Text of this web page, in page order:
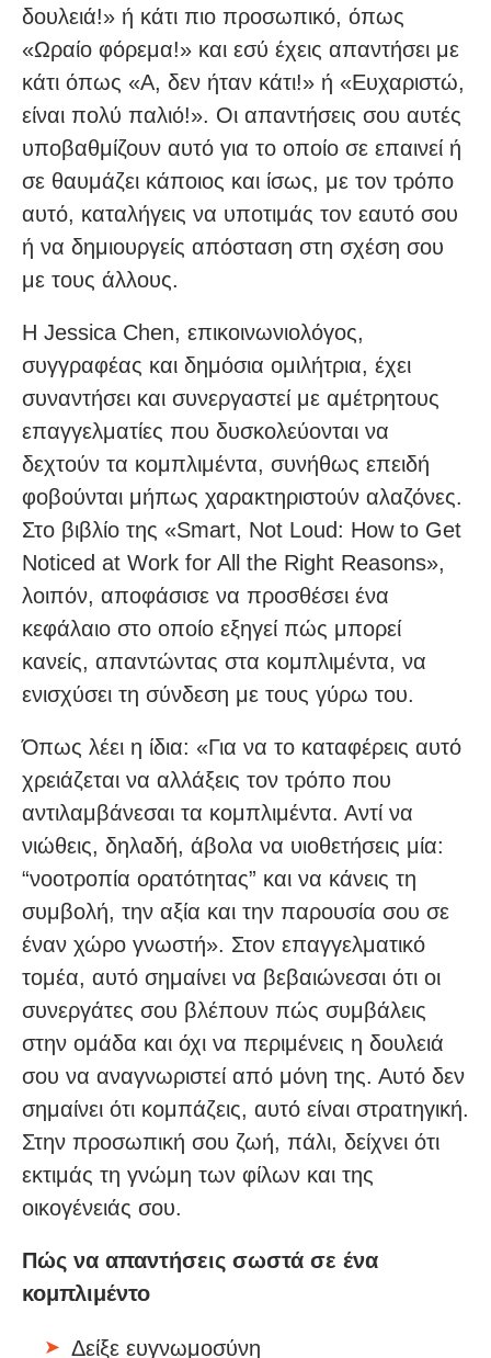
δουλειά!» ή κάτι πιο προσωπικό, όπως
«Ωραίο φόρεμα!» και εσύ έχεις απαντήσει με
κάτι όπως «Α, δεν ήταν κάτι!» ή «Ευχαριστώ,
είναι πολύ παλιό!». Οι απαντήσεις σου αυτές
υποβαθμίζουν αυτό για το οποίο σε επαινεί ή
σε θαυμάζει κάποιος και ίσως, με τον τρόπο
αυτό, καταλήγεις να υποτιμάς τον εαυτό σου
ή να δημιουργείς απόσταση στη σχέση σου
με τους άλλους.
Η Jessica Chen, επικοινωνιολόγος,
συγγραφέας και δημόσια ομιλήτρια, έχει
συναντήσει και συνεργαστεί με αμέτρητους
επαγγελματίες που δυσκολεύονται να
δεχτούν τα κομπλιμέντα, συνήθως επειδή
φοβούνται μήπως χαρακτηριστούν αλαζόνες.
Στο βιβλίο της «Smart, Not Loud: How to Get
Noticed at Work for All the Right Reasons»,
λοιπόν, αποφάσισε να προσθέσει ένα
κεφάλαιο στο οποίο εξηγεί πώς μπορεί
κανείς, απαντώντας στα κομπλιμέντα, να
ενισχύσει τη σύνδεση με τους γύρω του.
Όπως λέει η ίδια: «Για να το καταφέρεις αυτό
χρειάζεται να αλλάξεις τον τρόπο που
αντιλαμβάνεσαι τα κομπλιμέντα. Αντί να
νιώθεις, δηλαδή, άβολα να υιοθετήσεις μία:
“νοοτροπία ορατότητας” και να κάνεις τη
συμβολή, την αξία και την παρουσία σου σε
έναν χώρο γνωστή». Στον επαγγελματικό
τομέα, αυτό σημαίνει να βεβαιώνεσαι ότι οι
συνεργάτες σου βλέπουν πώς συμβάλεις
στην ομάδα και όχι να περιμένεις η δουλειά
σου να αναγνωριστεί από μόνη της. Αυτό δεν
σημαίνει ότι κομπάζεις, αυτό είναι στρατηγική.
Στην προσωπική σου ζωή, πάλι, δείχνει ότι
εκτιμάς τη γνώμη των φίλων και της
οικογένειάς σου.
Πώς να απαντήσεις σωστά σε ένα
κομπλιμέντο
Δείξε ευγνωμοσύνη